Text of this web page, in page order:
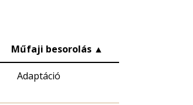
Műfaji besorolás ▲
Adaptáció